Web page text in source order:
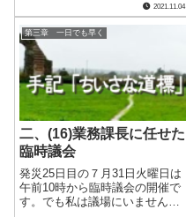
が77戸まで減ったこともあり、
市長は飲用の安全宣言を一日も
早く出したいとの考えのようで
す。当然私も同じ思いです。で
も水質試験に合.....
2021.11.04
第三章 一日でも早く
二、(16)業務課長に任せた
臨時議会
発災25日目の７月31日火曜日は
午前10時から臨時議会の開催で
す。でも私は議場にいません。